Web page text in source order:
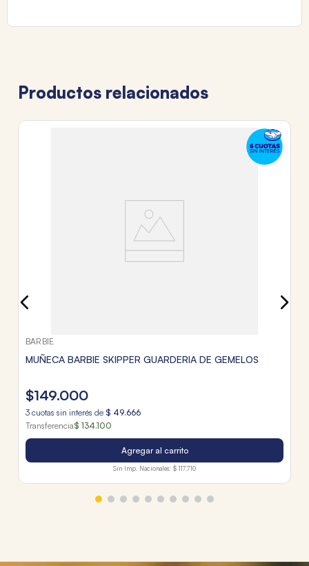
Productos relacionados
BARBIE
MUÑECA BARBIE SKIPPER GUARDERIA DE GEMELOS
$149.000
3 cuotas sin interés de $ 49.666
Transferencia$ 134.100
Agregar al carrito
Sin Imp. Nacionales: $ 117.710